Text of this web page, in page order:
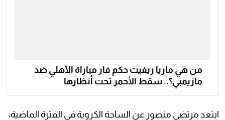
من هي ماريا ريفيت حكم فار مباراة الأهلي ضد
مازيمبي؟.. سقط الأحمر تحت أنظارها
ابتعد مرتضى منصور عن الساحة الكروية في الفترة الماضية،